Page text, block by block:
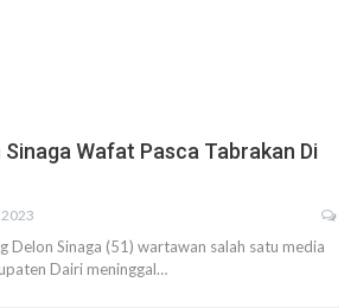
Wafat Pasca Tabrakan Di
Delon Sinaga (51) wartawan salah satu media
Dairi meninggal…